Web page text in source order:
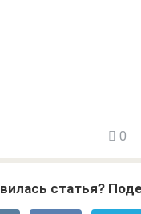
0
статья?